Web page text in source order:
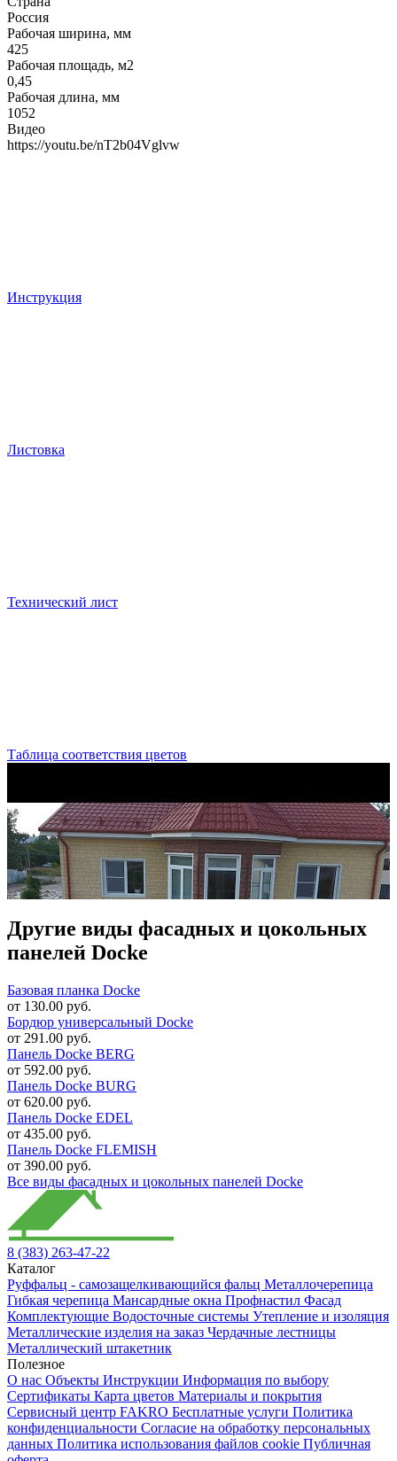
Россия
Рабочая ширина, мм
425
Рабочая площадь, м2
0,45
Рабочая длина, мм
1052
Видео
https://youtu.be/nT2b04Vglvw
Инструкция
Листовка
Технический лист
Таблица соответствия цветов
Другие виды фасадных и цокольных
панелей Docke
Базовая планка Docke
от 130.00 руб.
Бордюр универсальный Docke
от 291.00 руб.
Панель Docke BERG
от 592.00 руб.
Панель Docke BURG
от 620.00 руб.
Панель Docke EDEL
от 435.00 руб.
Панель Docke FLEMISH
от 390.00 руб.
Все виды фасадных и цокольных панелей Docke
8 (383) 263-47-22
Каталог
Руффальц - самозащелкивающийся фальц Металлочерепица
Гибкая черепица Мансардные окна Профнастил Фасад
Комплектующие Водосточные системы Утепление и изоляция
Металлические изделия на заказ Чердачные лестницы
Металлический штакетник
Полезное
О нас Объекты Инструкции Информация по выбору
Сертификаты Карта цветов Материалы и покрытия
Сервисный центр FAKRO Бесплатные услуги Политика
конфиденциальности Согласие на обработку персональных
данных Политика использования файлов cookie Публичная